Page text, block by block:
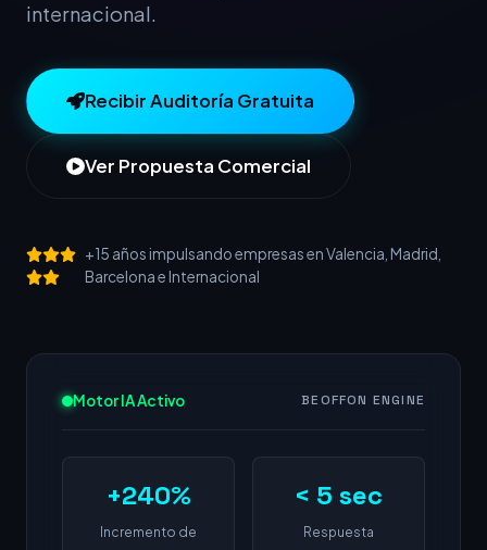
internacional.
Recibir Auditoría Gratuita
Ver Propuesta Comercial
+15 años impulsando empresas en Valencia, Madrid,
Barcelona e Internacional
Motor IA Activo BEOFFON ENGINE
+240%
Incremento de
< 5 sec
Respuesta